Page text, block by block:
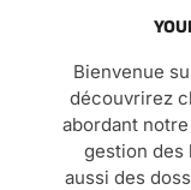
Bienvenue
découvrirez
abordant
gestion des
aussi des